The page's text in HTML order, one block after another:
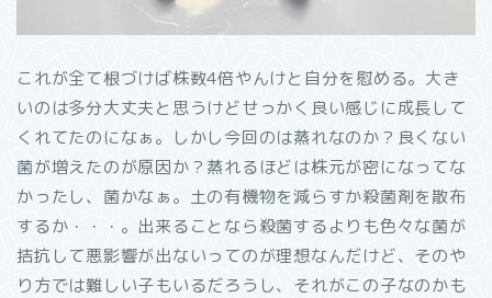
これが全て根づけば株数4倍やんけと自分を慰める。大き
いのは多分大丈夫と思うけどせっかく良い感じに成長して
くれてたのになぁ。しかし今回のは蒸れなのか？良くない
菌が増えたのが原因か？蒸れるほどは株元が密になってな
かったし、菌かなぁ。土の有機物を減らすか殺菌剤を散布
するか・・・。出来ることなら殺菌するよりも色々な菌が
拮抗して悪影響が出ないってのが理想なんだけど、そのや
り方では難しい子もいるだろうし、それがこの子なのかも